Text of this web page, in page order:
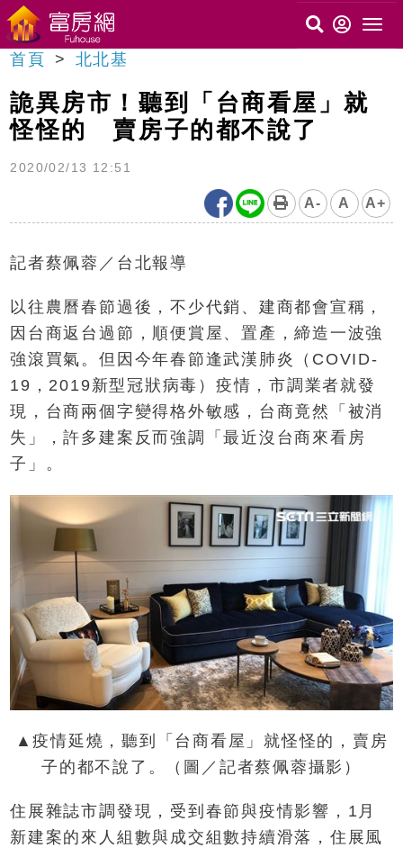
首頁 北北基
詭異房市！聽到「台商看屋」就
怪怪的 賣房子的都不說了
2020/02/13 12:51
A- A A+
記者蔡佩蓉／台北報導
以往農曆春節過後，不少代銷、建商都會宣稱，
因台商返台過節，順便賞屋、置產，締造一波強
強滾買氣。但因今年春節逢武漢肺炎（COVID-
19，2019新型冠狀病毒）疫情，市調業者就發
現，台商兩個字變得格外敏感，台商竟然「被消
失」，許多建案反而強調「最近沒台商來看房
子」。
▲疫情延燒，聽到「台商看屋」就怪怪的，賣房
子的都不說了。（圖／記者蔡佩蓉攝影）
住展雜誌市調發現，受到春節與疫情影響，1月
新建案的來人組數與成交組數持續滑落，住展風